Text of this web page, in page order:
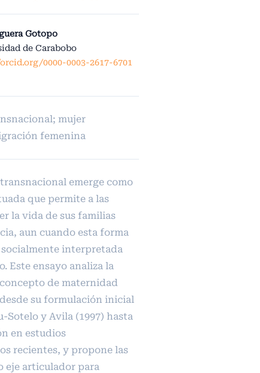
Gotopo
de Carabobo
0000-0003-2617-6701
mujer
femenina
emerge como
que permite a las
la vida de sus familias
aun cuando esta forma
socialmente interpretada
Este ensayo analiza la
de maternidad
su formulación inicial
y Avila (1997) hasta
en estudios
recientes, y propone las
eje articulador para